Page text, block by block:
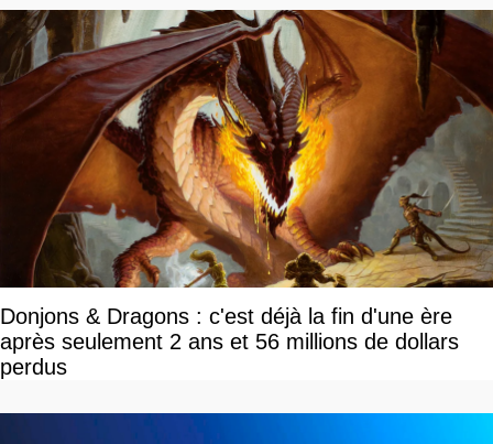
Donjons & Dragons : c'est déjà la fin d'une ère
après seulement 2 ans et 56 millions de dollars
perdus